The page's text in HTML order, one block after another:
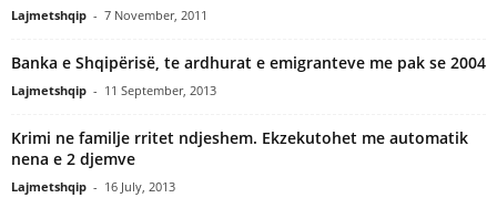
Lajmetshqip - 7 November, 2011
Banka e Shqipërisë, te ardhurat e emigranteve me pak se 2004
Lajmetshqip - 11 September, 2013
Krimi ne familje rritet ndjeshem. Ekzekutohet me automatik
nena e 2 djemve
Lajmetshqip - 16 July, 2013